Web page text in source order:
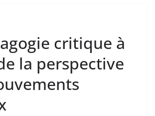
critique à
la perspective